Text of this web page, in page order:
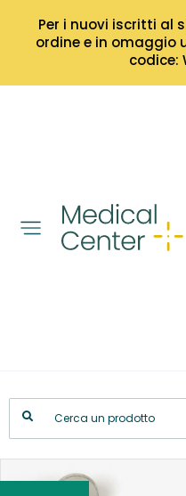
Per i nuovi iscritti al
ordine e in omaggio
codice: